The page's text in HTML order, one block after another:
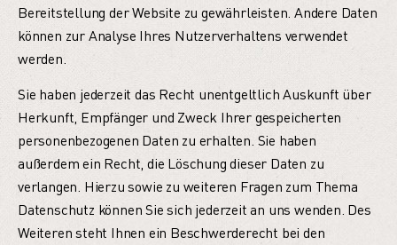
Bereitstellung der Website zu gewährleisten. Andere Daten
können zur Analyse Ihres Nutzerverhaltens verwendet
werden.
Sie haben jederzeit das Recht unentgeltlich Auskunft über
Herkunft, Empfänger und Zweck Ihrer gespeicherten
personenbezogenen Daten zu erhalten. Sie haben
außerdem ein Recht, die Löschung dieser Daten zu
verlangen. Hierzu sowie zu weiteren Fragen zum Thema
Datenschutz können Sie sich jederzeit an uns wenden. Des
Weiteren steht Ihnen ein Beschwerderecht bei den